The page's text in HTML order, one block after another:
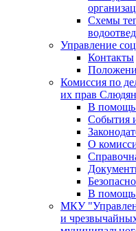
Схемы
Управление
Контакты
Комиссия по
их прав
В помощь
События
О
В помощь
МКУ
и